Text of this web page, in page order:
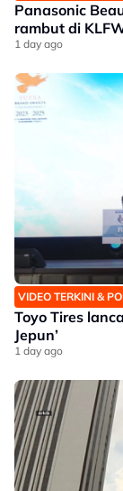
Panasonic
rambut di
1 day ago
VIDEO TERKINI &
Toyo Tires
Jepun’
1 day ago